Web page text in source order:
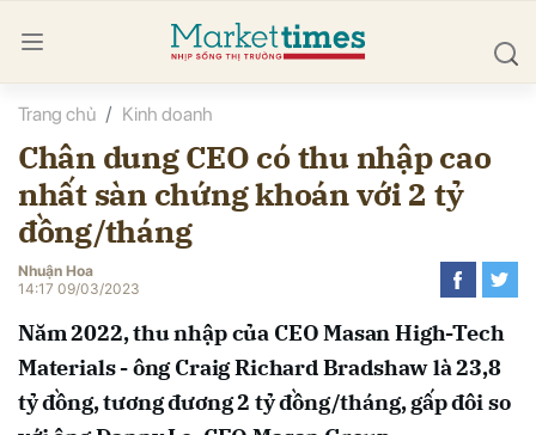
Trang chủ Kinh doanh
Chân dung CEO có thu nhập cao
nhất sàn chứng khoán với 2 tỷ
đồng/tháng
Nhuận Hoa
14:17 09/03/2023
Năm 2022, thu nhập của CEO Masan High-Tech
Materials - ông Craig Richard Bradshaw là 23,8
tỷ đồng, tương đương 2 tỷ đồng/tháng, gấp đôi so
luận